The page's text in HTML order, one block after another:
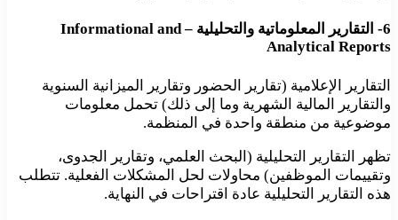
6- التقارير المعلوماتية والتحليلية – Informational and
Analytical Reports
التقارير الإعلامية (تقارير الحضور وتقارير الميزانية السنوية
والتقارير المالية الشهرية وما إلى ذلك) تحمل معلومات
موضوعية من منطقة واحدة في المنظمة.
تظهر التقارير التحليلية (البحث العلمي، وتقارير الجدوى،
وتقييمات الموظفين) محاولات لحل المشكلات الفعلية. تتطلب
هذه التقارير التحليلية عادة اقتراحات في النهاية.